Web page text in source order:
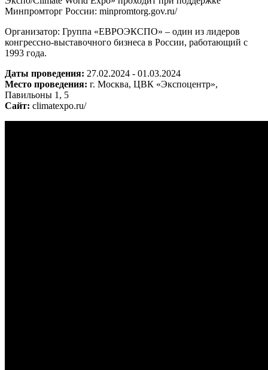
Минпромторг России: minpromtorg.gov.ru/
Организатор: Группа «ЕВРОЭКСПО» – один из лидеров
конгрессно-выставочного бизнеса в России, работающий с
1993 года.
Даты проведения: 27.02.2024 - 01.03.2024
Место проведения: г. Москва, ЦВК «Экспоцентр»,
Павильоны 1, 5
Сайт: climatexpo.ru/